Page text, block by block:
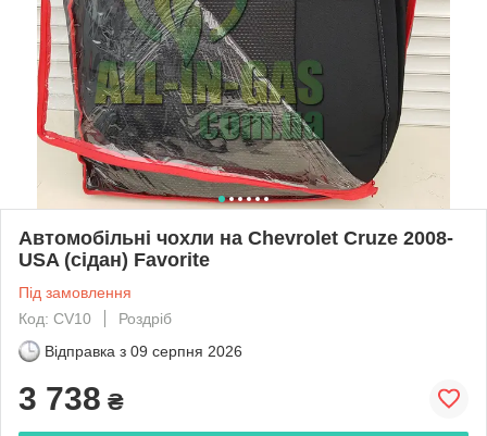
Автомобільні чохли на Chevrolet Cruze 2008-
USA (сідан) Favorite
Під замовлення
Код: CV10
Роздріб
Відправка з 09 серпня 2026
3 738 ₴